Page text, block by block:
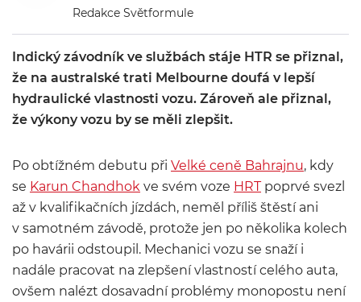
Redakce Světformule
Indický závodník ve službách stáje HTR se přiznal,
že na australské trati Melbourne doufá v lepší
hydraulické vlastnosti vozu. Zároveň ale přiznal,
že výkony vozu by se měli zlepšit.
Po obtížném debutu při Velké ceně Bahrajnu, kdy
se Karun Chandhok ve svém voze HRTpoprvé svezl
až v kvalifikačních jízdách, neměl příliš štěstí ani
v samotném závodě, protože jen po několika kolech
po havárii odstoupil. Mechanici vozu se snaží i
nadále pracovat na zlepšení vlastností celého auta,
ovšem nalézt dosavadní problémy monopostu není